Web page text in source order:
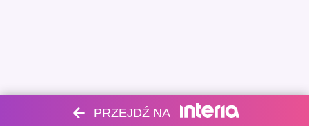
PRZEJDŹ NA